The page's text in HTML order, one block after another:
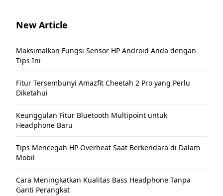
New Article
Maksimalkan Fungsi Sensor HP Android Anda dengan
Tips Ini
Fitur Tersembunyi Amazfit Cheetah 2 Pro yang Perlu
Diketahui
Keunggulan Fitur Bluetooth Multipoint untuk
Headphone Baru
Tips Mencegah HP Overheat Saat Berkendara di Dalam
Mobil
Cara Meningkatkan Kualitas Bass Headphone Tanpa
Ganti Perangkat